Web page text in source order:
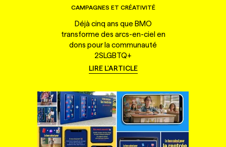
CAMPAGNES ET CRÉATIVITÉ
Déjà cinq ans que BMO
transforme des arcs-en-ciel en
dons pour la communauté
2SLGBTQ+
LIRE L'ARTICLE